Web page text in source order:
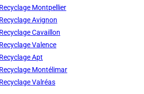
Montpellier
Avignon
Cavaillon
Valence
Apt
Montélimar
Valréas